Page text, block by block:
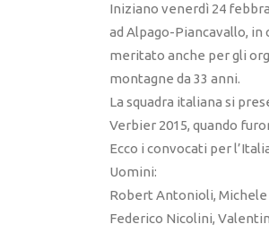
Iniziano venerdì 24
ad Alpago-Piancavallo,
meritato anche per gli
montagne da 33 anni.
La squadra italiana si
Verbier 2015, quando
Ecco i convocati per
Uomini:
Robert Antonioli, Michele
Federico Nicolini,